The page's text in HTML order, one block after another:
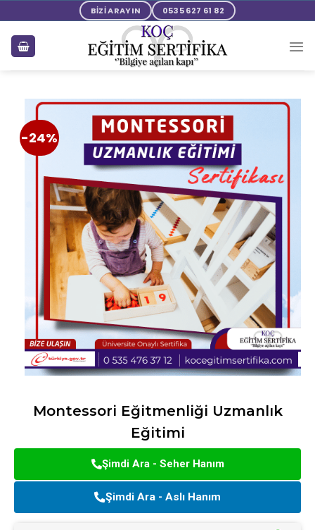
BİZİ ARAYIN 0535 627 61 82
-24%
Montessori Eğitmenliği Uzmanlık
Eğitimi
Şimdi Ara - Seher Hanım
Şimdi Ara - Aslı Hanım